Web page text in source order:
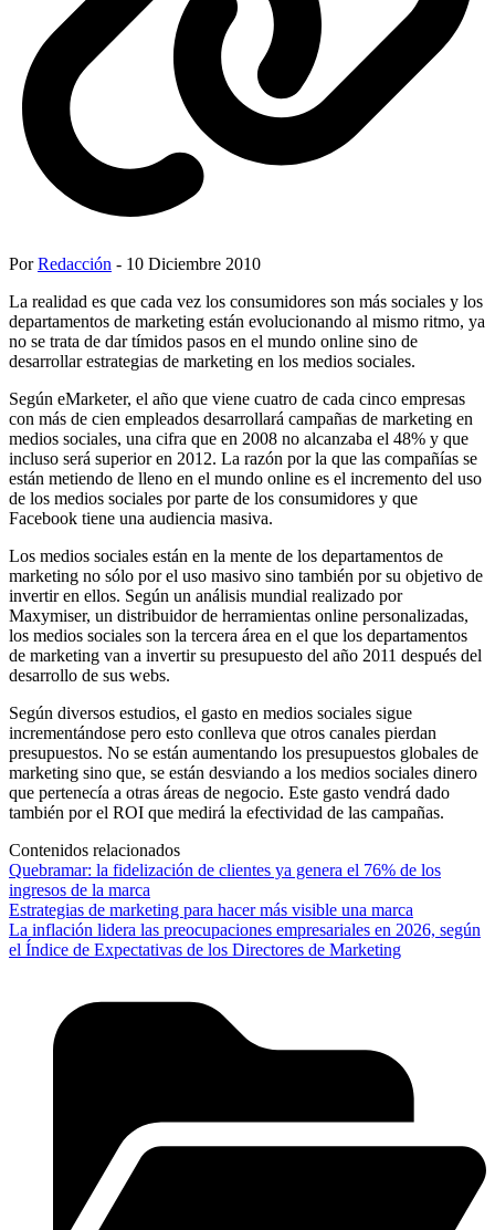
PorRedacción - 10 Diciembre 2010
La realidad es que cada vez los consumidores son más sociales y los
departamentos de marketing están evolucionando al mismo ritmo, ya
no se trata de dar tímidos pasos en el mundo online sino de
desarrollar estrategias de marketing en los medios sociales.
Según eMarketer, el año que viene cuatro de cada cinco empresas
con más de cien empleados desarrollará campañas de marketing en
medios sociales, una cifra que en 2008 no alcanzaba el 48% y que
incluso será superior en 2012. La razón por la que las compañías se
están metiendo de lleno en el mundo online es el incremento del uso
de los medios sociales por parte de los consumidores y que
Facebook tiene una audiencia masiva.
Los medios sociales están en la mente de los departamentos de
marketing no sólo por el uso masivo sino también por su objetivo de
invertir en ellos. Según un análisis mundial realizado por
Maxymiser, un distribuidor de herramientas online personalizadas,
los medios sociales son la tercera área en el que los departamentos
de marketing van a invertir su presupuesto del año 2011 después del
desarrollo de sus webs.
Según diversos estudios, el gasto en medios sociales sigue
incrementándose pero esto conlleva que otros canales pierdan
presupuestos. No se están aumentando los presupuestos globales de
marketing sino que, se están desviando a los medios sociales dinero
que pertenecía a otras áreas de negocio. Este gasto vendrá dado
también por el ROI que medirá la efectividad de las campañas.
Contenidos relacionados
Quebramar: la fidelización de clientes ya genera el 76% de los
ingresos de la marca
Estrategias de marketing para hacer más visible una marca
La inflación lidera las preocupaciones empresariales en 2026, según
el Índice de Expectativas de los Directores de Marketing